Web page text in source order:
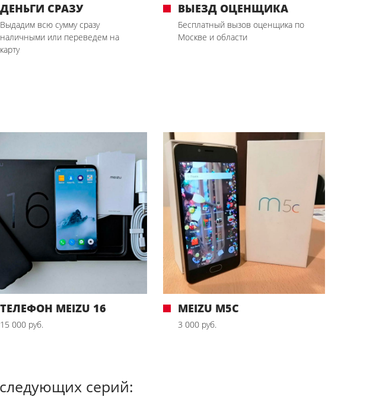
ДЕНЬГИ СРАЗУ
Выдадим всю сумму сразу
наличными или переведем на
карту
ВЫЕЗД ОЦЕНЩИКА
Бесплатный вызов оценщика по
Москве и области
ТЕЛЕФОН MEIZU 16
15 000 руб.
MEIZU M5C
3 000 руб.
серий: